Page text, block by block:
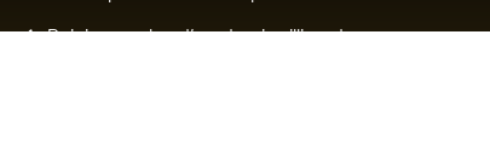
Rejoignez plus d’un demi-million de